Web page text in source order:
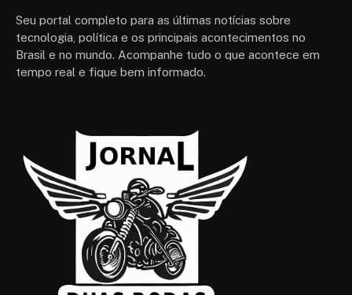
Seu portal completo para as últimas notícias sobre
tecnologia, política e os principais acontecimentos no
Brasil e no mundo. Acompanhe tudo o que acontece em
tempo real e fique bem informado.